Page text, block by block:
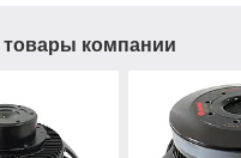
компании